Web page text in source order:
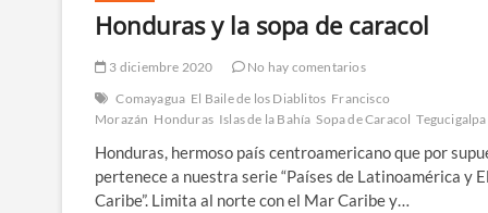
Honduras y la sopa de caracol
3 diciembre 2020
No hay comentarios
Comayagua El Baile de los Diablitos Francisco
Morazán Honduras Islas de la Bahía Sopa de Caracol Tegucigalpa
Honduras, hermoso país centroamericano que por
pertenece a nuestra serie “Países de Latinoamérica y El
Caribe”. Limita al norte con el Mar Caribe y…